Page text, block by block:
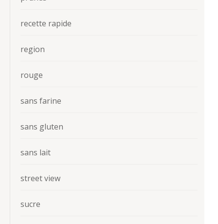
recette rapide
region
rouge
sans farine
sans gluten
sans lait
street view
sucre